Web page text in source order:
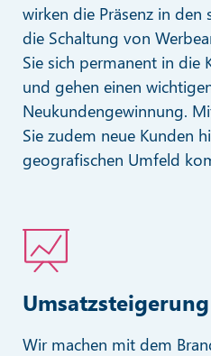
wirken die Präsenz in den
die Schaltung von
Sie sich permanent in die
und gehen einen
Neukundengewinnung.
Sie zudem neue Kunden
geografischen Umfeld
Umsatzsteigerung
Wir machen mit dem